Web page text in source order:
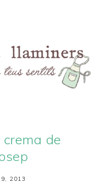
de
2013